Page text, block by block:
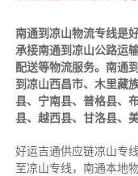
南通到凉山物流专线是
承接南通到凉山公路运
配送等物流服务。南通到
到凉山西昌市、木里藏
县、宁南县、普格县、
县、越西县、甘洛县、
好运吉通供应链凉山专
至凉山专线，南通本地